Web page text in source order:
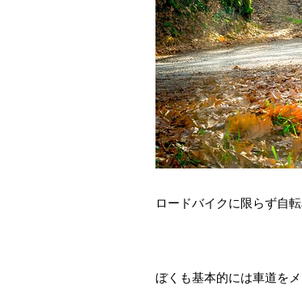
ロードバイクに限らず自
ぼくも基本的には車道を